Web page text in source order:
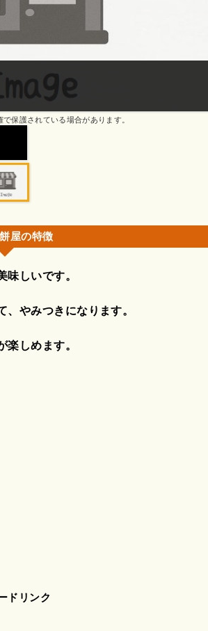
で保護されている場合があります。
屋の特徴
味しいです。
やみつきになります。
楽しめます。
ドリンク